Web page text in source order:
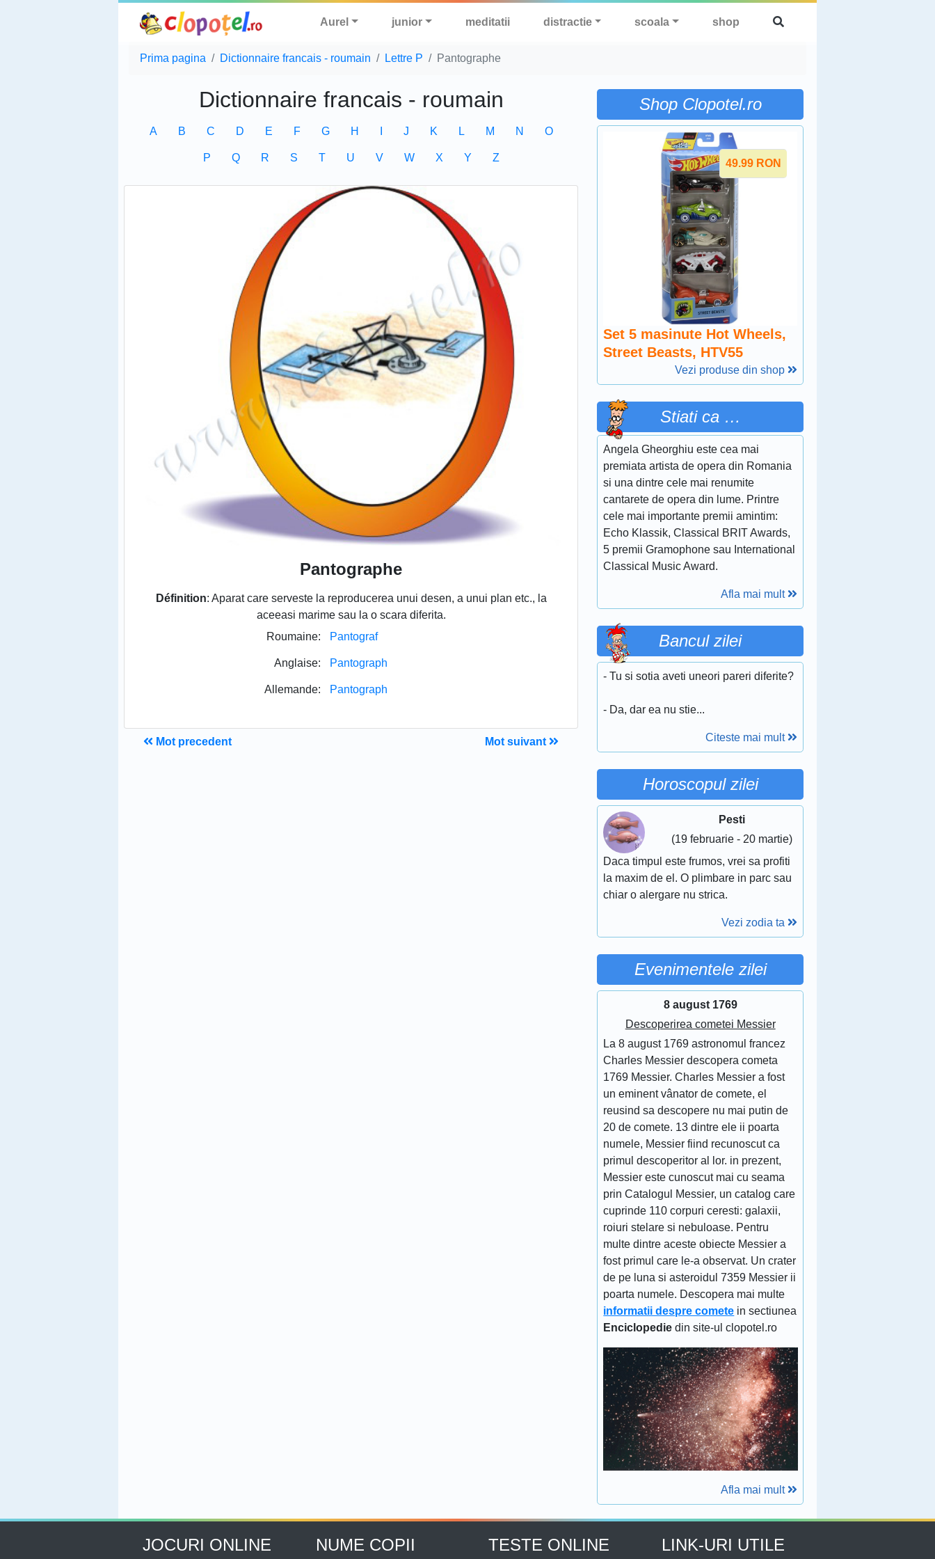
Aurel junior meditatii distractie scoala shop
Prima pagina Dictionnaire francais - roumain Lettre P Pantographe
Dictionnaire francais - roumain
A B C D E F G H J K L M N O
P Q R S T U V W X Y Z
Pantographe
Définition: Aparat care serveste la reproducerea unui desen, a unui plan etc., la
aceeasi marime sau la o scara diferita.
Roumaine:
Pantograf
Anglaise: Pantograph
Allemande: Pantograph
Mot precedent Mot suivant
Shop Clopotel.ro
49.99 RON
Set 5 masinute Hot Wheels,
Street Beasts, HTV55
Vezi produse din shop
Stiati ca …
Angela Gheorghiu este cea mai
premiata artista de opera din Romania
si una dintre cele mai renumite
cantarete de opera din lume. Printre
cele mai importante premii amintim:
Echo Klassik, Classical BRIT Awards,
5 premii Gramophone sau International
Classical Music Award.
Afla mai mult
Bancul zilei
- Tu si sotia aveti uneori pareri diferite?
- Da, dar ea nu stie...
Citeste mai mult
Horoscopul zilei
Pesti
(19 februarie - 20 martie)
Daca timpul este frumos, vrei sa profiti
la maxim de el. O plimbare in parc sau
chiar o alergare nu strica.
Vezi zodia ta
Evenimentele zilei
8 august 1769
Descoperirea cometei Messier
La 8 august 1769 astronomul francez
Charles Messier descopera cometa
1769 Messier. Charles Messier a fost
un eminent vânator de comete, el
reusind sa descopere nu mai putin de
20 de comete. 13 dintre ele ii poarta
numele, Messier fiind recunoscut ca
primul descoperitor al lor. in prezent,
Messier este cunoscut mai cu seama
prin Catalogul Messier, un catalog care
cuprinde 110 corpuri ceresti: galaxii,
roiuri stelare si nebuloase. Pentru
multe dintre aceste obiecte Messier a
fost primul care le-a observat. Un crater
de pe luna si asteroidul 7359 Messier ii
poarta numele. Descopera mai multe
informatii despre comete in sectiunea
Enciclopedie din site-ul clopotel.ro
Afla mai mult
JOCURI ONLINE NUME COPII TESTE ONLINE LINK-URI UTILE